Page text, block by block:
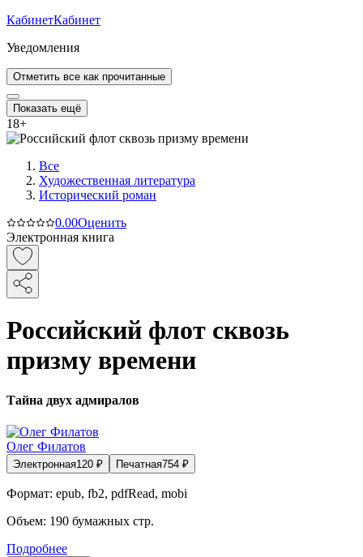
КабинетКабинет
Уведомления
Отметить все как прочитанные
Показать ещё
18+
Все
Художественная литература
Исторический роман
0.00Оценить
Электронная книга
Российский флот сквозь
призму времени
Тайна двух адмиралов
Олег Филатов
Электронная120 ₽ Печатная754 ₽
Формат: epub, fb2, pdfRead, mobi
Объем: 190 бумажных стр.
Подробнее